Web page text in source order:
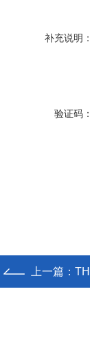
补充说明：
验证码：
上一篇：